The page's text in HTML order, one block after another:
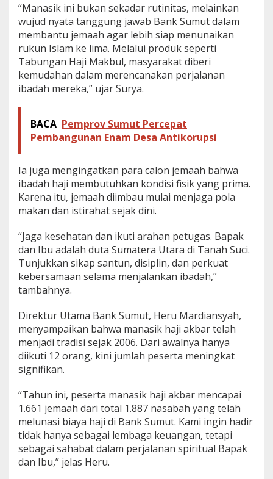
g
i
n
i
P
e
s
a
a
g
u
S
u
r
y
a
“Manasik ini bukan sekadar rutinitas, melainkan
wujud nyata tanggung jawab Bank Sumut dalam
membantu jemaah agar lebih siap menunaikan
rukun Islam ke lima. Melalui produk seperti
Tabungan Haji Makbul, masyarakat diberi
kemudahan dalam merencanakan perjalanan
ibadah mereka,” ujar Surya.
BACA Pemprov Sumut Percepat
Pembangunan Enam Desa Antikorupsi
Ia juga mengingatkan para calon jemaah bahwa
ibadah haji membutuhkan kondisi fisik yang prima.
Karena itu, jemaah diimbau mulai menjaga pola
makan dan istirahat sejak dini.
“Jaga kesehatan dan ikuti arahan petugas. Bapak
dan Ibu adalah duta Sumatera Utara di Tanah Suci.
Tunjukkan sikap santun, disiplin, dan perkuat
kebersamaan selama menjalankan ibadah,”
tambahnya.
Direktur Utama Bank Sumut, Heru Mardiansyah,
menyampaikan bahwa manasik haji akbar telah
menjadi tradisi sejak 2006. Dari awalnya hanya
diikuti 12 orang, kini jumlah peserta meningkat
signifikan.
“Tahun ini, peserta manasik haji akbar mencapai
1.661 jemaah dari total 1.887 nasabah yang telah
melunasi biaya haji di Bank Sumut. Kami ingin hadir
tidak hanya sebagai lembaga keuangan, tetapi
sebagai sahabat dalam perjalanan spiritual Bapak
dan Ibu,” jelas Heru.